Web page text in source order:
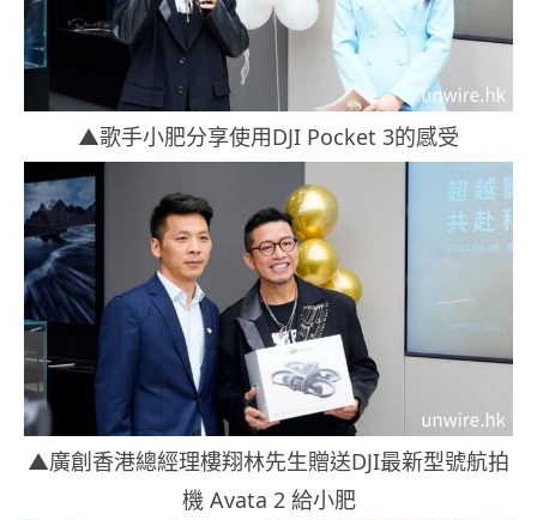
▲歌手小肥分享使用DJI Pocket 3的感受
▲廣創香港總經理樓翔林先生贈送DJI最新型號航拍
機 Avata 2 給小肥